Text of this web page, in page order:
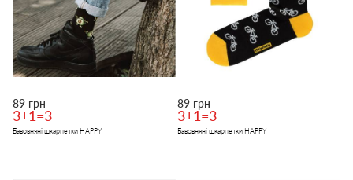
89 грн
3+1=3
Бавовняні шкарпетки HAPPY
89 грн
3+1=3
Бавовняні шкарпетки HAPPY